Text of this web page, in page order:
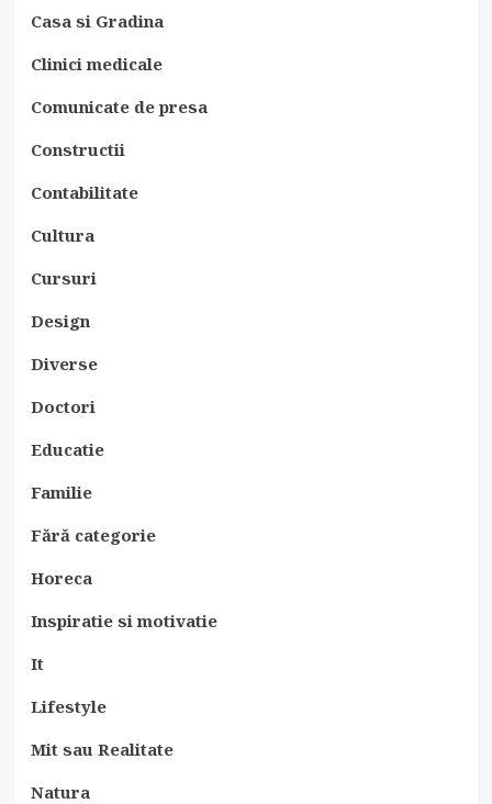
Casa si Gradina
Clinici medicale
Comunicate de presa
Constructii
Contabilitate
Cultura
Cursuri
Design
Diverse
Doctori
Educatie
Familie
Fără categorie
Horeca
Inspiratie si motivatie
It
Lifestyle
Mit sau Realitate
Natura